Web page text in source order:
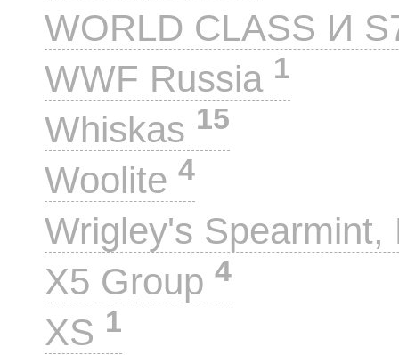
WORLD CLASS И
WWF Russia 1
Whiskas 15
Woolite 4
Wrigley's
X5 Group 4
XS 1